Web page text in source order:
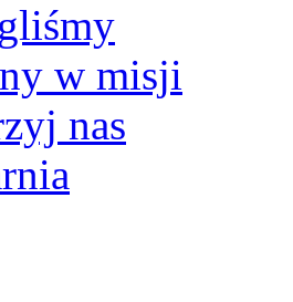
w misji
nas